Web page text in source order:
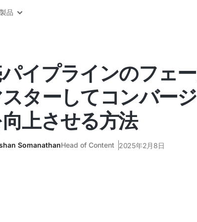
製品
イプラインのフェ
ターしてコンバー
上させる方法
SomanathanHead of Content 2025年2月8日